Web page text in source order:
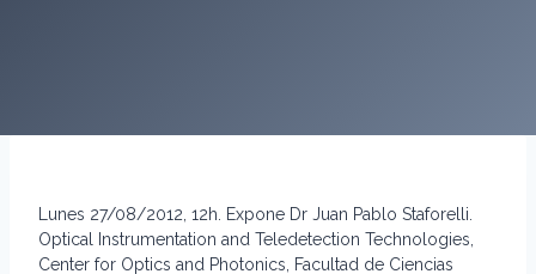
Lunes 27/08/2012, 12h. Expone Dr Juan Pablo Staforelli.
Optical Instrumentation and Teledetection Technologies,
Center for Optics and Photonics, Facultad de Ciencias